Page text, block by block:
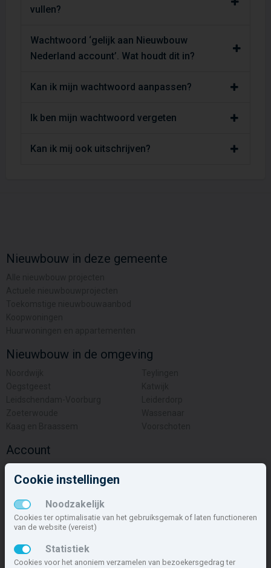
vullen?
Wachtwoord ‘gelijk aan Nieuwbouw
Nederland account’. Wat houdt dit in?
Kan ik mijn wachtwoord aanpassen?
Ik ben mijn wachtwoord vergeten
Kan ik mij ook uitschrijven?
Nieuwbouw in deze gemeente
Nieuwbouw in de omgeving
Account
Inschrijven
Overige
Contact
Zakelijk
Cookie instellingen
Noodzakelijk
Cookies ter optimalisatie van het gebruiksgemak of laten functioneren
van de website (vereist)
Statistiek
Cookies voor het anoniem verzamelen van bezoekersgedrag ter